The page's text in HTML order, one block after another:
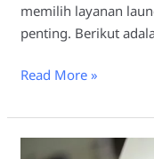
memilih layanan
penting. Berikut
Read More »